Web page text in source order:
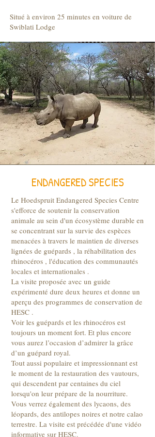
Situé à environ 25 minutes en voiture de
Swiblati Lodge
ENDANGERED SPECIES
Le Hoedspruit Endangered Species Centre
s'efforce de soutenir la conservation
animale au sein d'un écosystème durable en
se concentrant sur la survie des espèces
menacées à travers le maintien de diverses
lignées de guépards , la réhabilitation des
rhinocéros , l'éducation des communautés
locales et internationales .
La visite proposée avec un guide
expérimenté dure deux heures et donne un
aperçu des programmes de conservation de
HESC .
Voir les guépards et les rhinocéros est
toujours un moment fort. Et plus encore
vous aurez l’occasion d’admirer la grâce
d’un guépard royal.
Tout aussi populaire et impressionnant est
le moment de la restauration des vautours,
qui descendent par centaines du ciel
lorsqu'on leur prépare de la nourriture.
Vous verrez également des lycaons, des
léopards, des antilopes noires et notre calao
terrestre. La visite est précédée d'une vidéo
informative sur HESC.